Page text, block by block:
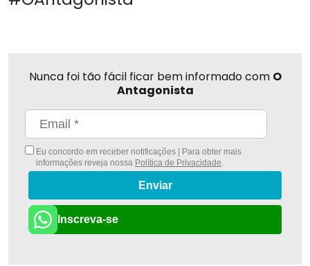
Nunca foi tão fácil ficar bem informado com O
Antagonista
Eu concordo em receber notificações | Para obter mais
informações reveja nossa Política de Privacidade.
Enviar
Inscreva-se